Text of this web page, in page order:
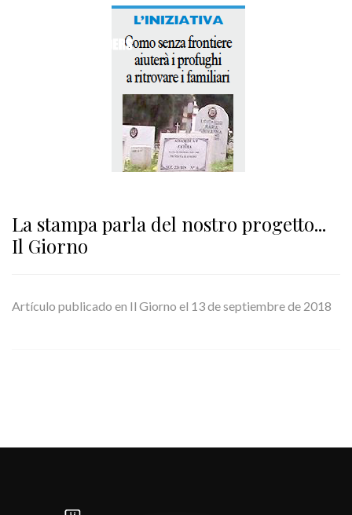
La stampa parla del nostro progetto...
Il Giorno
Artículo publicado en Il Giorno el 13 de septiembre de 2018